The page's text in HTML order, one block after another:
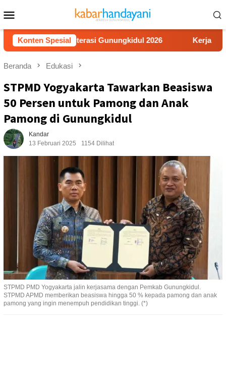
ke
kontenMobile
Konten Spesial
Video Literasi Gunungkidul 2026 Kerja Buruh
Beranda Edukasi
STPMD Yogyakarta Tawarkan Beasiswa
50 Persen untuk Pamong dan Anak
Pamong di Gunungkidul
Kandar
13 Februari 2025
1154 Dilihat
STPMD PMD Yogyakarta jalin kerjasama dengan Pemkab Gunungkidul.
STPMD APMD memberikan beasiswa hingga 50 % kepada pamong dan anak
pamong yang ingin menempuh pendidikan tinggi. (*)